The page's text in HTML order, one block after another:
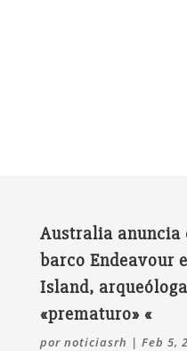
Australia anuncia
barco Endeavour
Island,
«prematuro» «
por noticiasrh | Feb 5,